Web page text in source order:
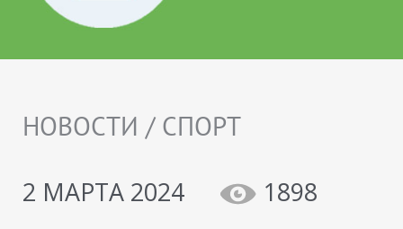
НОВОСТИ / СПОРТ
2 МАРТА 2024
1898